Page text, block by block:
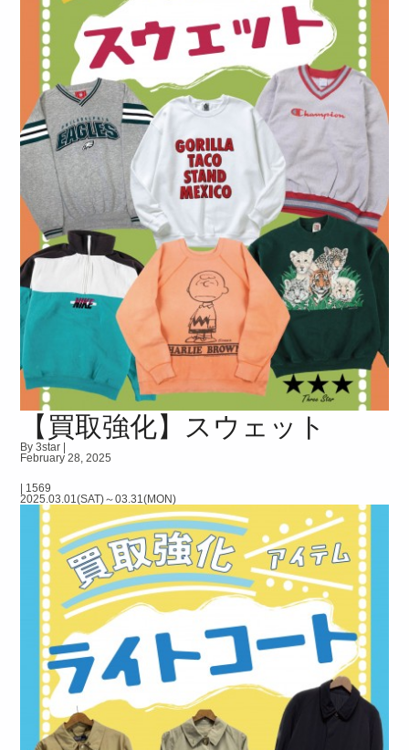
【買取強化】スウェット
By 3star |
February 28, 2025
1569
2025.03.01(SAT)～03.31(MON)